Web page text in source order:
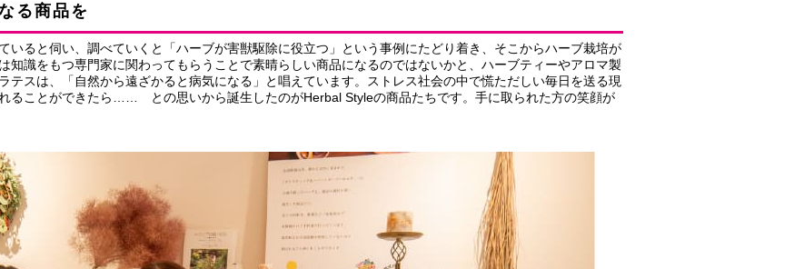
る商品を
いると伺い、調べていくと「ハーブが害獣駆除に役立つ」という事例にたどり着き、そこからハーブ栽培が
知識をもつ専門家に関わってもらうことで素晴らしい商品になるのではないかと、ハーブティーやアロマ製
テスは、「自然から遠ざかると病気になる」と唱えています。ストレス社会の中で慌ただしい毎日を送る現
ることができたら…… との思いから誕生したのがHerbal Styleの商品たちです。手に取られた方の笑顔が